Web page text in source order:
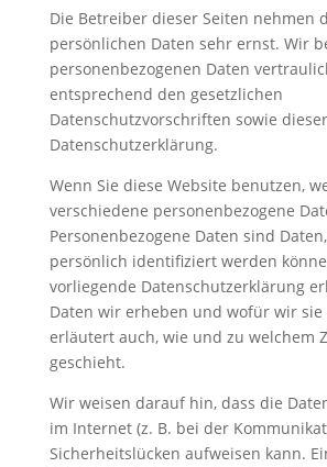
Die Betreiber dieser Seiten nehmen
persönlichen Daten sehr ernst. Wir
personenbezogenen Daten
entsprechend den gesetzlichen
Datenschutzvorschriften sowie dieser
Datenschutzerklärung.
Wenn Sie diese Website benutzen,
verschiedene personenbezogene
Personenbezogene Daten sind
persönlich identifiziert werden
vorliegende Datenschutzerklärung
Daten wir erheben und wofür wir sie
erläutert auch, wie und zu welchem
geschieht.
Wir weisen darauf hin, dass die
im Internet (z. B. bei der
Sicherheitslücken aufweisen kann.